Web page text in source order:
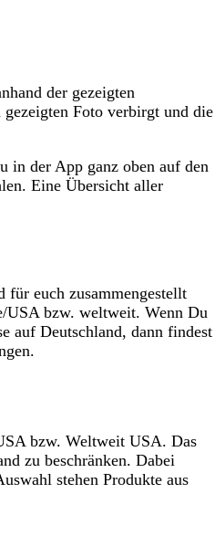
der gezeigten
Foto verbirgt und die
in der App ganz oben auf den
Eine Übersicht aller
euch zusammengestellt
USA bzw. weltweit. Wenn Du
auf Deutschland, dann findest
bzw. Weltweit USA. Das
zu beschränken. Dabei
stehen Produkte aus